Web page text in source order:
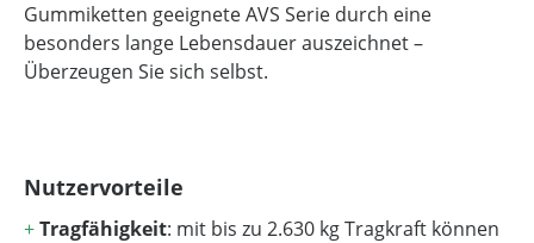
Gummiketten geeignete AVS Serie durch eine
besonders lange Lebensdauer auszeichnet –
Überzeugen Sie sich selbst.
Nutzervorteile
+Tragfähigkeit: mit bis zu 2.630 kg Tragkraft können